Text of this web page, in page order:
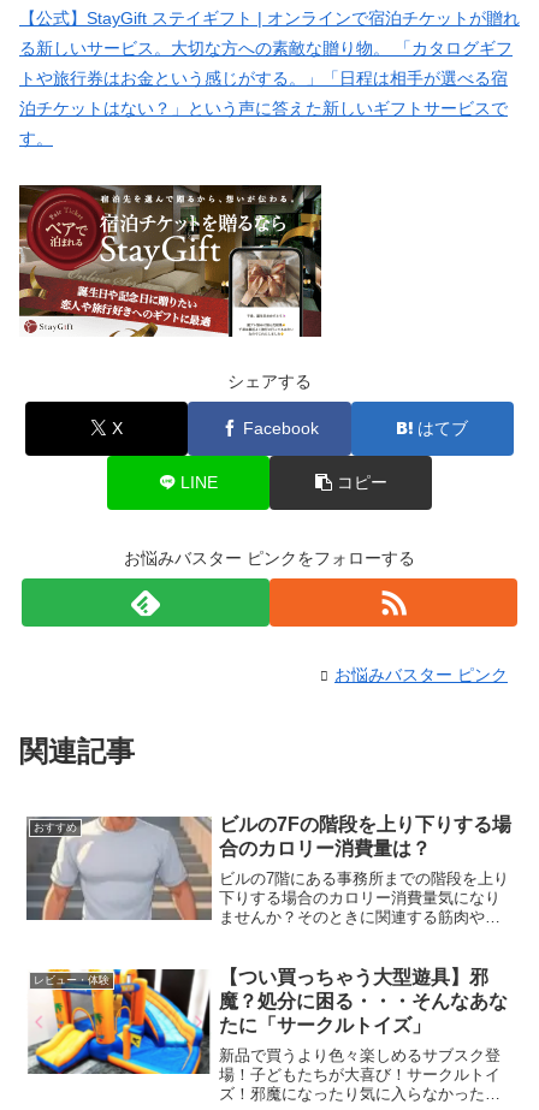
【公式】StayGift ステイギフト | オンラインで宿泊チケットが贈れ
る新しいサービス。大切な方への素敵な贈り物。 「カタログギフ
トや旅行券はお金という感じがする。」「日程は相手が選べる宿
泊チケットはない？」という声に答えた新しいギフトサービスで
す。
シェアする
X Facebook はてブ
LINE コピー
お悩みバスター ピンクをフォローする
お悩みバスター ピンク
関連記事
おすすめ
ビルの7Fの階段を上り下りする場
合のカロリー消費量は？
ビルの7階にある事務所までの階段を上り
下りする場合のカロリー消費量気になり
ませんか？そのときに関連する筋肉や競
消費は、体重、速度、階段の構造（段数
や高さ）、運動時間に依...
レビュー・体験
【つい買っちゃう大型遊具】邪
魔？処分に困る・・・そんなあな
たに「サークルトイズ」
新品で買うより色々楽しめるサブスク登
場！子どもたちが大喜び！サークルトイ
ズ！邪魔になったり気に入らなかったり